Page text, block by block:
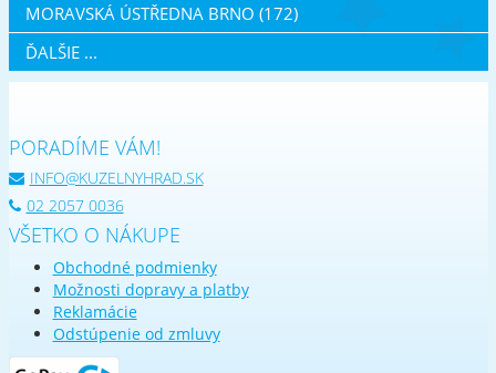
MORAVSKÁ ÚSTŘEDNA BRNO (172)
ĎALŠIE ...
PORADÍME VÁM!
INFO@KUZELNYHRAD.SK
02 2057 0036
VŠETKO O NÁKUPE
Obchodné podmienky
Možnosti dopravy a platby
Reklamácie
Odstúpenie od zmluvy